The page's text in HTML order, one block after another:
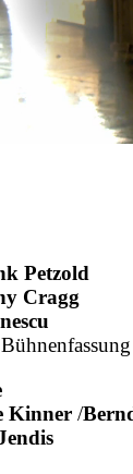
Petzold
Cragg
Kinner /